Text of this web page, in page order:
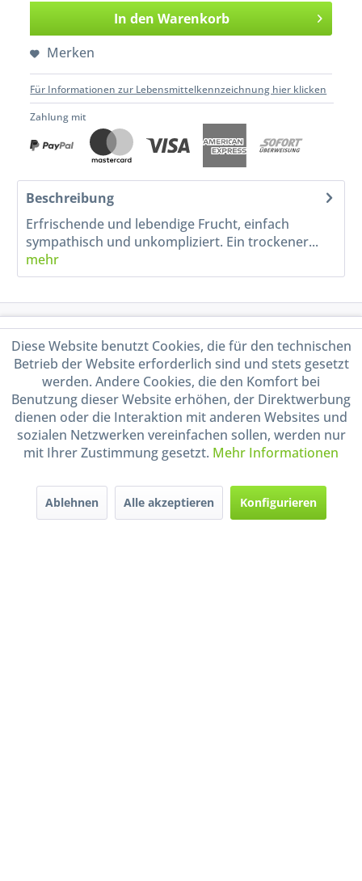
In den Warenkorb
Merken
Für Informationen zur Lebensmittelkennzeichnung hier klicken
Zahlung mit
Beschreibung
Erfrischende und lebendige Frucht, einfach
sympathisch und unkompliziert. Ein trockener...
mehr
Shop Service
Informationen
Handel mit BIO-Weinen
durch DE-ÖKO-009
Diese Website benutzt Cookies, die für den technischen
Betrieb der Website erforderlich sind und stets gesetzt
werden. Andere Cookies, die den Komfort bei
Benutzung dieser Website erhöhen, der Direktwerbung
dienen oder die Interaktion mit anderen Websites und
sozialen Netzwerken vereinfachen sollen, werden nur
mit Ihrer Zustimmung gesetzt. Mehr Informationen
Ablehnen Alle akzeptieren Konfigurieren